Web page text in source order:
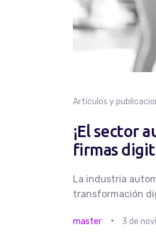
Artículos y
¡El sector
firmas
La industria
transformación
master 3 de